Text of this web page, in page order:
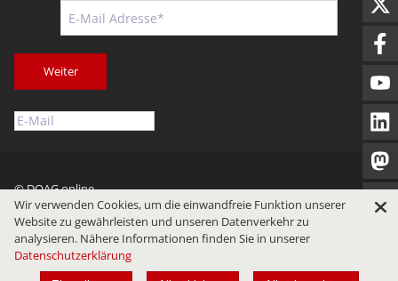
Weiter
© DOAG online
Impressum
Datenschutz Nutzungsbedingungen
Wir verwenden Cookies, um die einwandfreie Funktion unserer
Website zu gewährleisten und unseren Datenverkehr zu
analysieren. Nähere Informationen finden Sie in unserer
Datenschutzerklärung